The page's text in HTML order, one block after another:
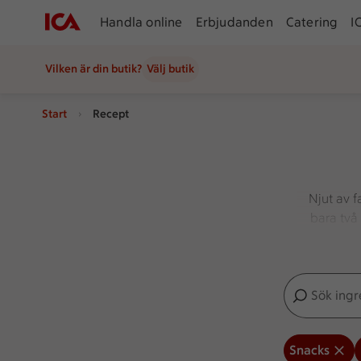
Handla online Erbjudanden Catering
Vilken är din butik? Välj butik
Start Recept
Njut av
bara
Sök
Inga förslag
Snacks